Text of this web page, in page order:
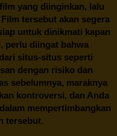
yang diinginkan, lalu
tersebut akan segera
untuk dinikmati kapan
perlu diingat bahwa
situs-situs seperti
dengan risiko dan
sebelumnya, maraknya
kontroversi, dan Anda
mempertimbangkan
tersebut.